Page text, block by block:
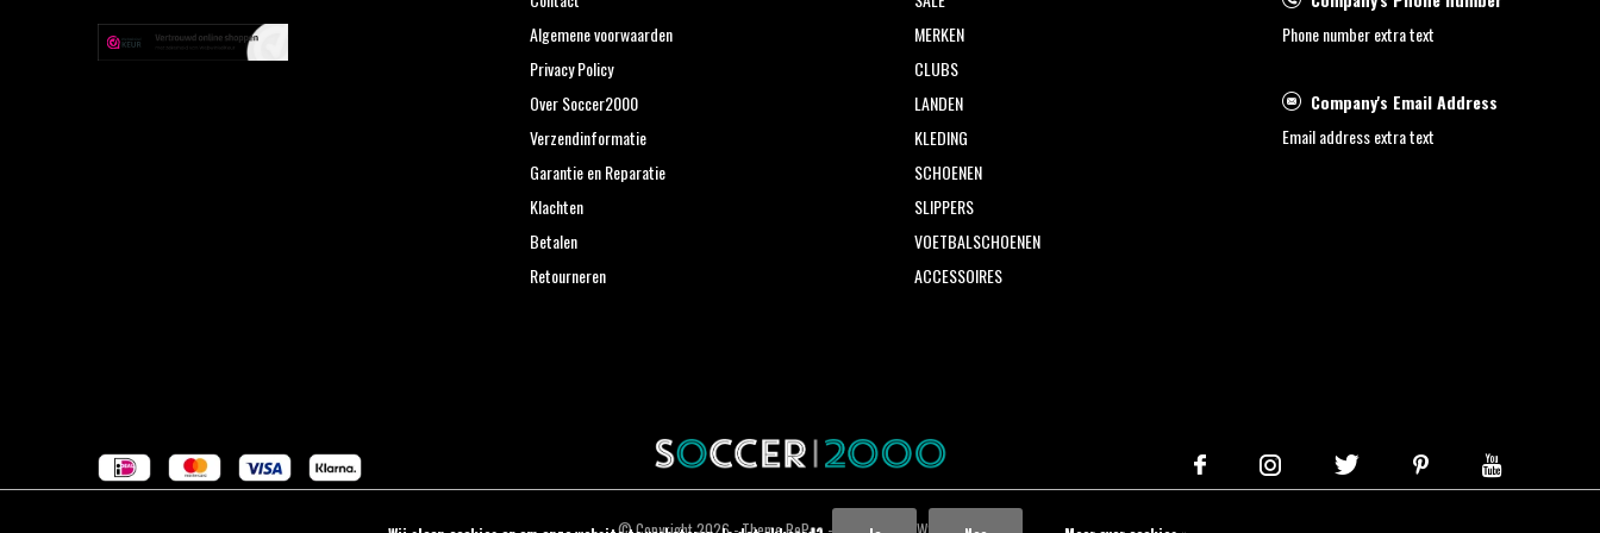
Algemene voorwaarden
Privacy Policy
Over Soccer2000
Verzendinformatie
Garantie en Reparatie
Klachten
Betalen
Retourneren
MERKEN
CLUBS
LANDEN
KLEDING
SCHOENEN
SLIPPERS
VOETBALSCHOENEN
ACCESSOIRES
Phone number extra text
Company's Email Address
Email address extra text